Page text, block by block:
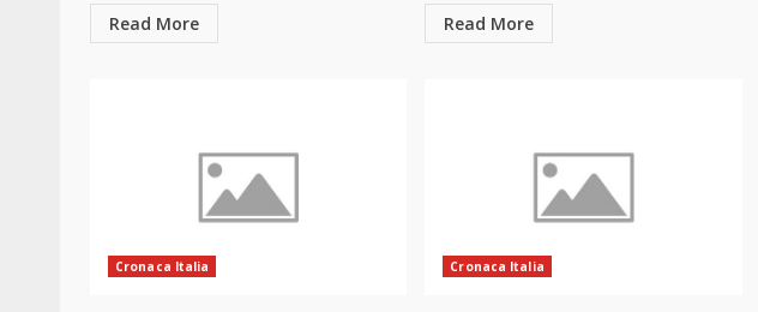
Read More Read More
Cronaca Italia Cronaca Italia